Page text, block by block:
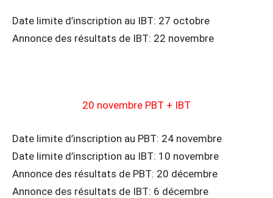
Date limite d’inscription au IBT: 27 octobre
Annonce des résultats de IBT: 22 novembre
20 novembre PBT + IBT
Date limite d’inscription au PBT: 24 novembre
Date limite d’inscription au IBT: 10 novembre
Annonce des résultats de PBT: 20 décembre
Annonce des résultats de IBT: 6 décembre